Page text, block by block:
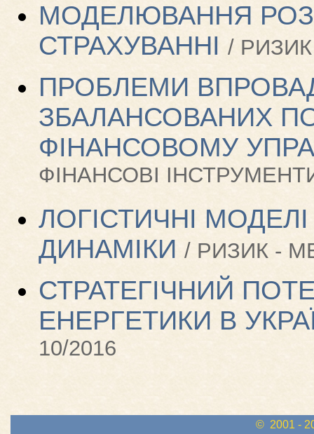
МОДЕЛЮВАННЯ
СТРАХУВАННІ /
ПРОБЛЕМИ
ЗБАЛАНСОВАНИХ
ФІНАНСОВОМУ
ФІНАНСОВІ
ЛОГІСТИЧНІ
ДИНАМІКИ / РИЗИК -
СТРАТЕГІЧНИЙ
ЕНЕРГЕТИКИ В
10/2016
© 2001 -